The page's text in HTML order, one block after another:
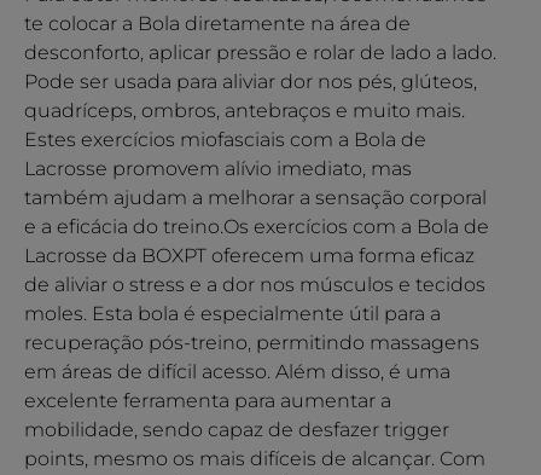
te colocar a Bola diretamente na área de
desconforto, aplicar pressão e rolar de lado a lado.
Pode ser usada para aliviar dor nos pés, glúteos,
quadríceps, ombros, antebraços e muito mais.
Estes exercícios miofasciais com a Bola de
Lacrosse promovem alívio imediato, mas
também ajudam a melhorar a sensação corporal
e a eficácia do treino.Os exercícios com a Bola de
Lacrosse da BOXPT oferecem uma forma eficaz
de aliviar o stress e a dor nos músculos e tecidos
moles. Esta bola é especialmente útil para a
recuperação pós-treino, permitindo massagens
em áreas de difícil acesso. Além disso, é uma
excelente ferramenta para aumentar a
mobilidade, sendo capaz de desfazer trigger
points, mesmo os mais difíceis de alcançar. Com